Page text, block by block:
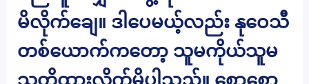
မိလိုက်ချေ။ ဒါပေမယ့်လည်း နုဝေသီ
တစ်ယောက်ကတော့ သူမကိုယ်သူမ
သတိထားလိုက်မိပါသည်။ စောစော